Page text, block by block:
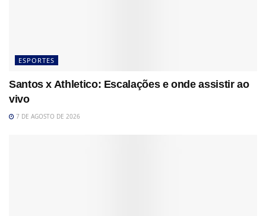
ESPORTES
Santos x Athletico: Escalações e onde assistir ao
vivo
7 DE AGOSTO DE 2026